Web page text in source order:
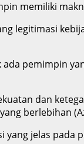
memiliki
legitimasi
pemimpin
dan
berlebihan
jelas